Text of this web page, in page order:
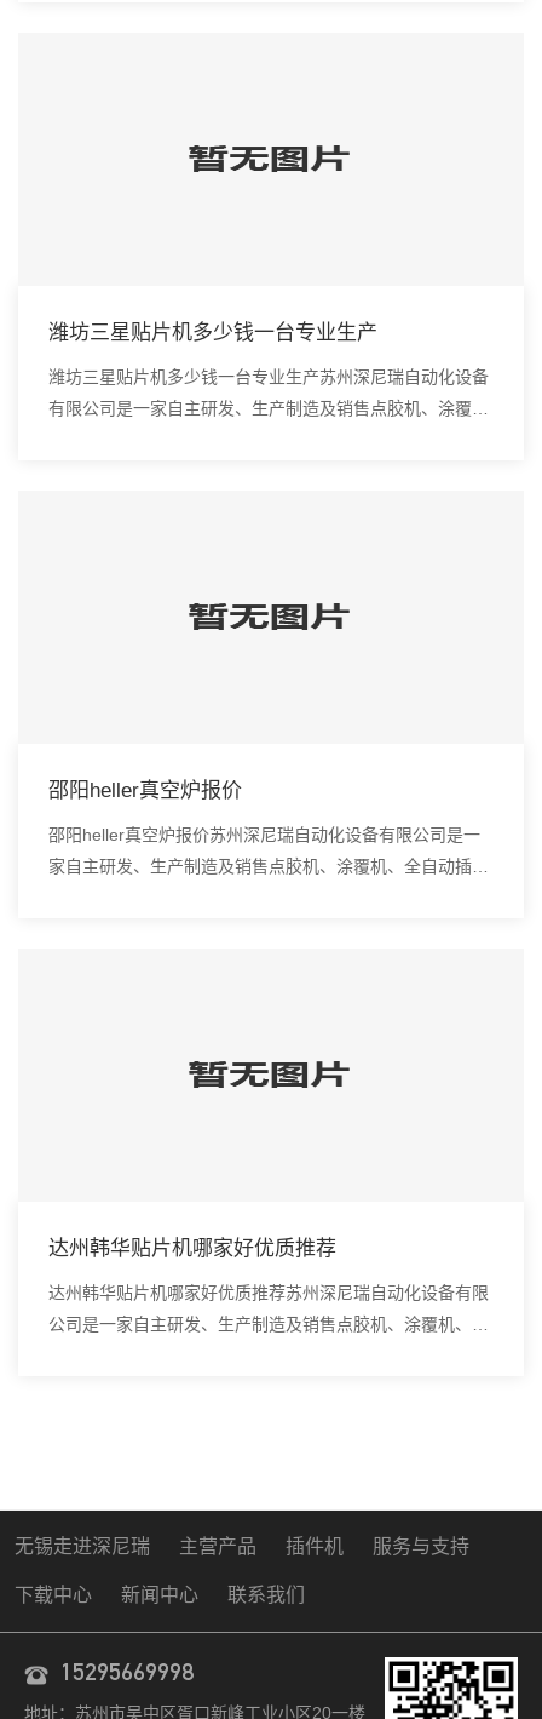
潍坊三星贴片机多少钱一台专业生产
潍坊三星贴片机多少钱一台专业生产苏州深尼瑞自动化设备
有限公司是一家自主研发、生产制造及销售点胶机、涂覆
邵阳heller真空炉报价
邵阳heller真空炉报价苏州深尼瑞自动化设备有限公司是一
家自主研发、生产制造及销售点胶机、涂覆机、全自动插件
达州韩华贴片机哪家好优质推荐
达州韩华贴片机哪家好优质推荐苏州深尼瑞自动化设备有限
公司是一家自主研发、生产制造及销售点胶机、涂覆机、全
无锡走进深尼瑞 主营产品 插件机 服务与支持
下载中心 新闻中心 联系我们
15295669998
地址：苏州市吴中区胥口新峰工业小区20一楼